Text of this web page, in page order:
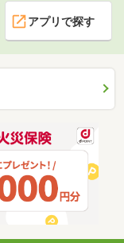
アプリで探す